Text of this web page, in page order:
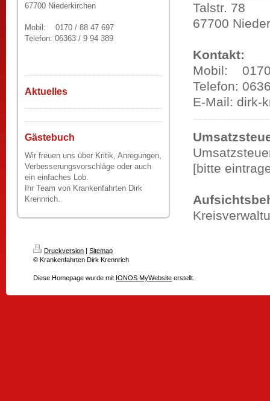
67700 Niederkirchen
Mobil: 0170 / 88 47 697
Telefon: 06363 / 9 94 389
Aktuelles
Gästebuch
Wir freuen uns über Kritik, Anregungen,
Verbesserungsvorschläge oder auch
ein einfaches Lob.
Ihr Team von Krankenfahrten Dirk
Krennrich.
Talstr. 78
67700
Kontakt:
Mobil:
Telefon:
E-Mail: dirk-
[bitte
Druckversion | Sitemap
© Krankenfahrten Dirk Krennrich
Diese Homepage wurde mit IONOS MyWebsite erstellt.